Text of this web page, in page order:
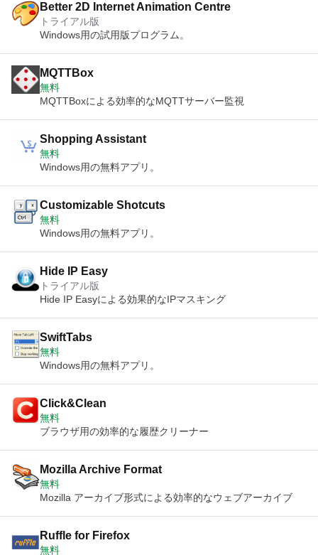
Better 2D Internet Animation Centre
トライアル版
Windows用の試用版プログラム。
MQTTBox
無料
MQTTBoxによる効率的なMQTTサーバー監視
Shopping Assistant
無料
Windows用の無料アプリ。
Customizable Shotcuts
無料
Windows用の無料アプリ。
Hide IP Easy
トライアル版
Hide IP Easyによる効果的なIPマスキング
SwiftTabs
無料
Windows用の無料アプリ。
Click&Clean
無料
ブラウザ用の効率的な履歴クリーナー
Mozilla Archive Format
無料
Mozilla アーカイブ形式による効率的なウェブアーカイブ
Ruffle for Firefox
無料